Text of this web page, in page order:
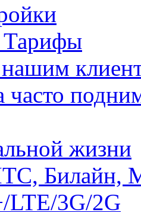
Тарифы
нашим
часто
жизни
Билайн,
LTE/3G/2G